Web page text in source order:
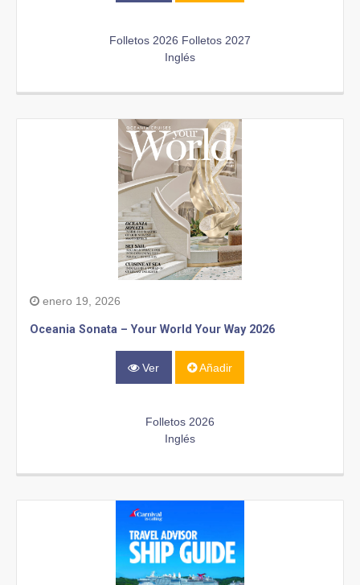
Folletos 2026 Folletos 2027
Inglés
enero 19, 2026
Oceania Sonata – Your World Your Way 2026
Ver Añadir
Folletos 2026
Inglés